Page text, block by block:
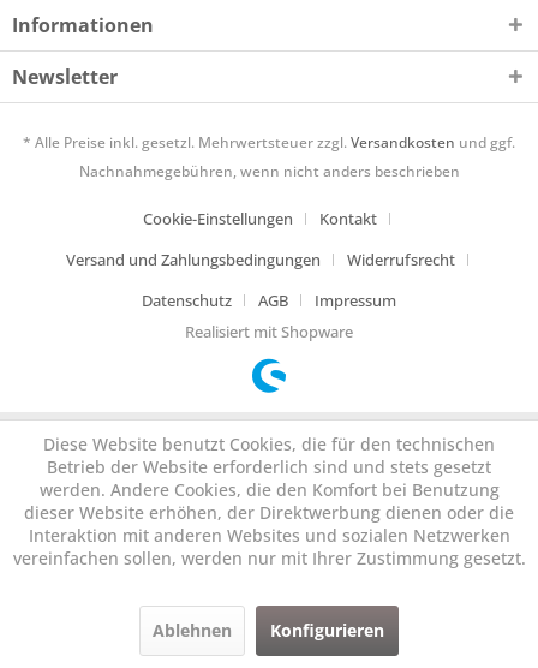
Informationen
Newsletter
* Alle Preise inkl. gesetzl. Mehrwertsteuer zzgl.Versandkosten und ggf.
Nachnahmegebühren, wenn nicht anders beschrieben
Cookie-Einstellungen
Kontakt
Versand und Zahlungsbedingungen
Widerrufsrecht
Datenschutz
AGB
Impressum
Realisiert mit Shopware
Diese Website benutzt Cookies, die für den technischen
Betrieb der Website erforderlich sind und stets gesetzt
werden. Andere Cookies, die den Komfort bei Benutzung
dieser Website erhöhen, der Direktwerbung dienen oder die
Interaktion mit anderen Websites und sozialen Netzwerken
vereinfachen sollen, werden nur mit Ihrer Zustimmung gesetzt.
Ablehnen Konfigurieren